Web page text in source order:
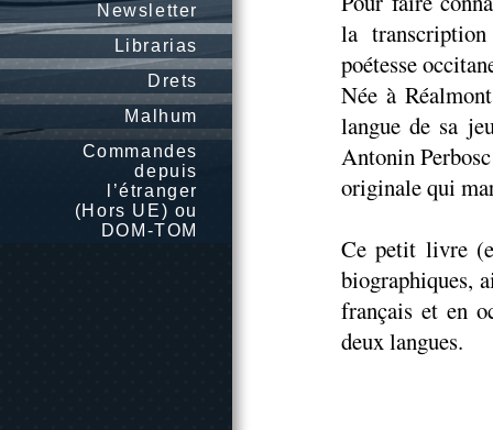
Newsletter
Librarias
Drets
Malhum
Commandes
depuis
l’étranger
(Hors UE) ou
DOM-TOM
la
poétesse
Née à
langue de sa
Antonin
originale qui
Ce petit livre
biographiques,
français et en
deux langues.